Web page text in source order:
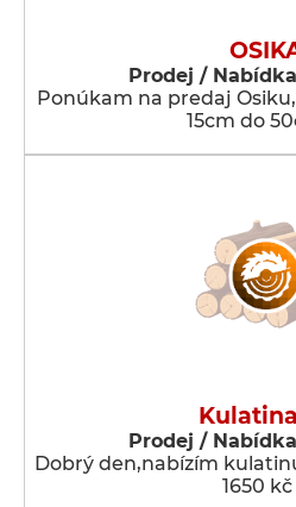
Prodej /
Ponúkam na predaj
15cm do
Prodej /
Dobrý den,nabízím
1650